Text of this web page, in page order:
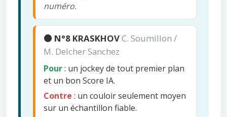
numéro.
🟠 N°8 KRASKHOVC. Soumillon /
M. Delcher Sanchez
Pour: un jockey de tout premier plan
et un bon Score IA.
Contre : un couloir seulement moyen
sur un échantillon fiable.